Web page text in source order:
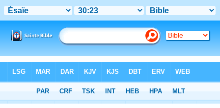
Chapitre 30> Verset 23